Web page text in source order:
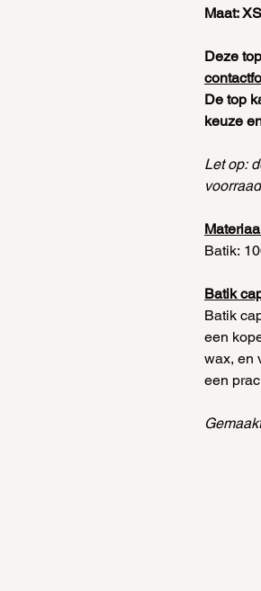
Maat:
Deze
De top
keuze
Let op:
Batik:
Batik
Batik
een
wax, en
een